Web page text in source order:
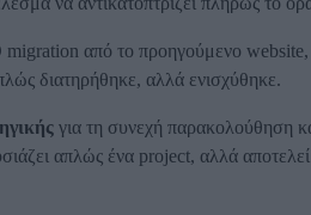
από το προηγούμενο website,
διατηρήθηκε, αλλά ενισχύθηκε.
για τη συνεχή παρακολούθηση
απλώς ένα project, αλλά